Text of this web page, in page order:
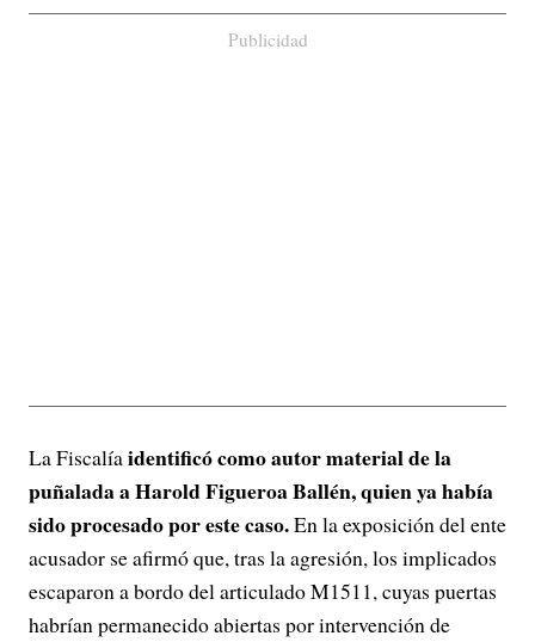
Publicidad
La Fiscalíaidentificó como autor material de la
puñalada a Harold Figueroa Ballén, quien ya había
sido procesado por este caso.En la exposición del ente
acusador se afirmó que, tras la agresión, los implicados
escaparon a bordo del articulado M1511, cuyas puertas
habrían permanecido abiertas por intervención de